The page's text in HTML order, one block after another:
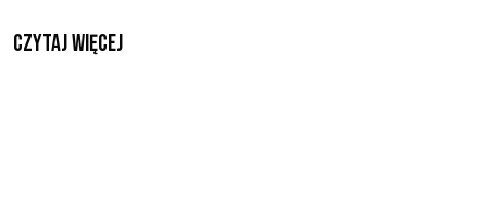
czytaj więcej